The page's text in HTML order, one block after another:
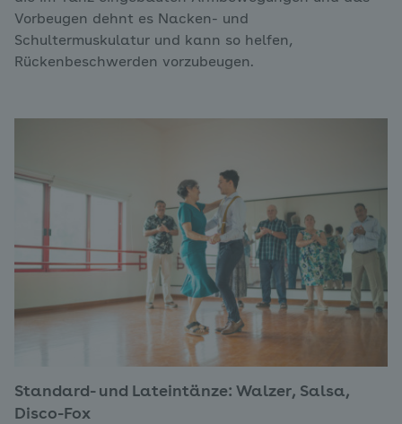
Vorbeugen dehnt es Nacken- und
Schultermuskulatur und kann so helfen,
Rückenbeschwerden vorzubeugen.
Standard- und Lateintänze: Walzer, Salsa,
Disco-Fox